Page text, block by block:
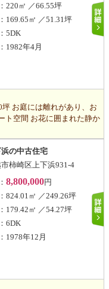
：220㎡ ／66.55坪
：169.65㎡ ／51.31坪
：5DK
：1982年4月
お庭には離れがあり、お
ト空間 お花に囲まれた静か
の中古住宅
柿崎区上下浜931-4
： 8,800,000円
：824.01㎡ ／249.26坪
：179.42㎡ ／54.27坪
：6DK
：1978年12月